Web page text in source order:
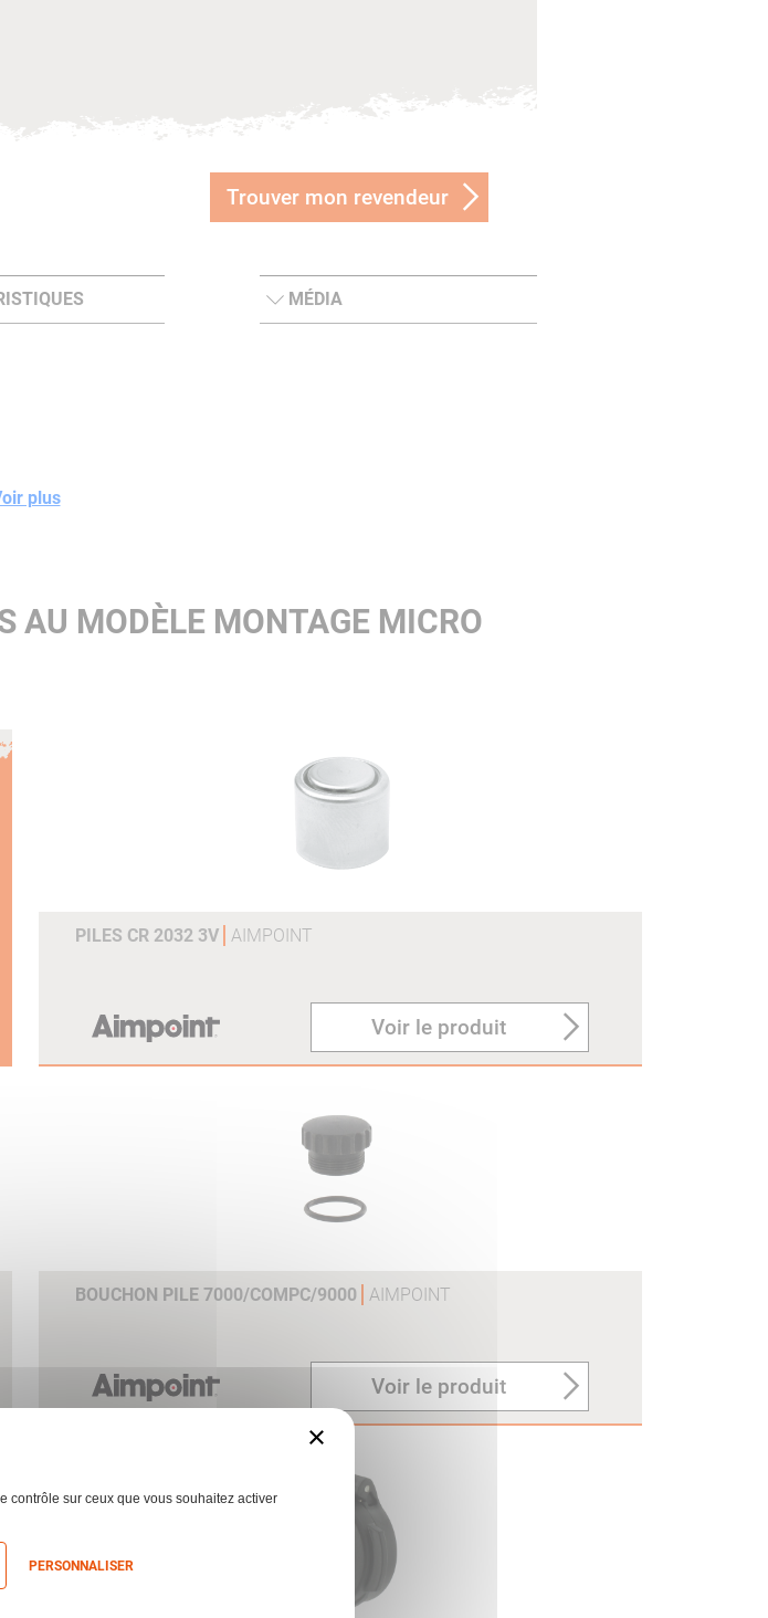
Trouver mon revendeur
MÉDIA
plus
AU MODÈLE MONTAGE MICRO
PILES CR 2032 3V AIMPOINT
Voir le produit
BOUCHON PILE 7000/COMPC/9000 AIMPOINT
Voir le produit
×
contrôle sur ceux que vous souhaitez activer
PERSONNALISER